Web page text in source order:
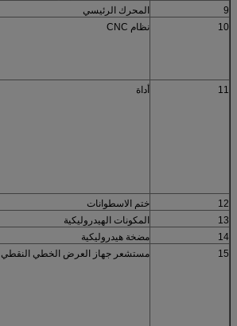
9
المحرك الرئيسي
10
نظام CNC
11 أداة
12 ختم الاسطوانات
13
المكونات الهيدروليكية
14
مضخة هيدروليكية
15
مستشعر جهاز العرض الخطي النقطي